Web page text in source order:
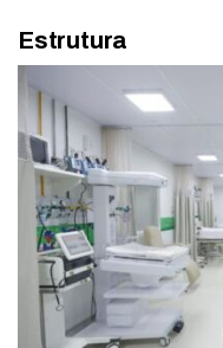
Estrutura